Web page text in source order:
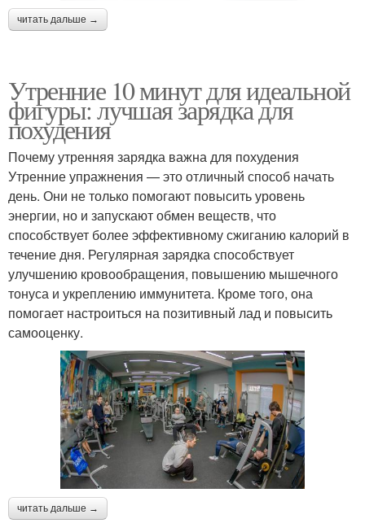
читать дальше →
Утренние 10 минут для идеальной
фигуры: лучшая зарядка для
похудения
Почему утренняя зарядка важна для похудения
Утренние упражнения — это отличный способ начать
день. Они не только помогают повысить уровень
энергии, но и запускают обмен веществ, что
способствует более эффективному сжиганию калорий в
течение дня. Регулярная зарядка способствует
улучшению кровообращения, повышению мышечного
тонуса и укреплению иммунитета. Кроме того, она
помогает настроиться на позитивный лад и повысить
самооценку.
читать дальше →